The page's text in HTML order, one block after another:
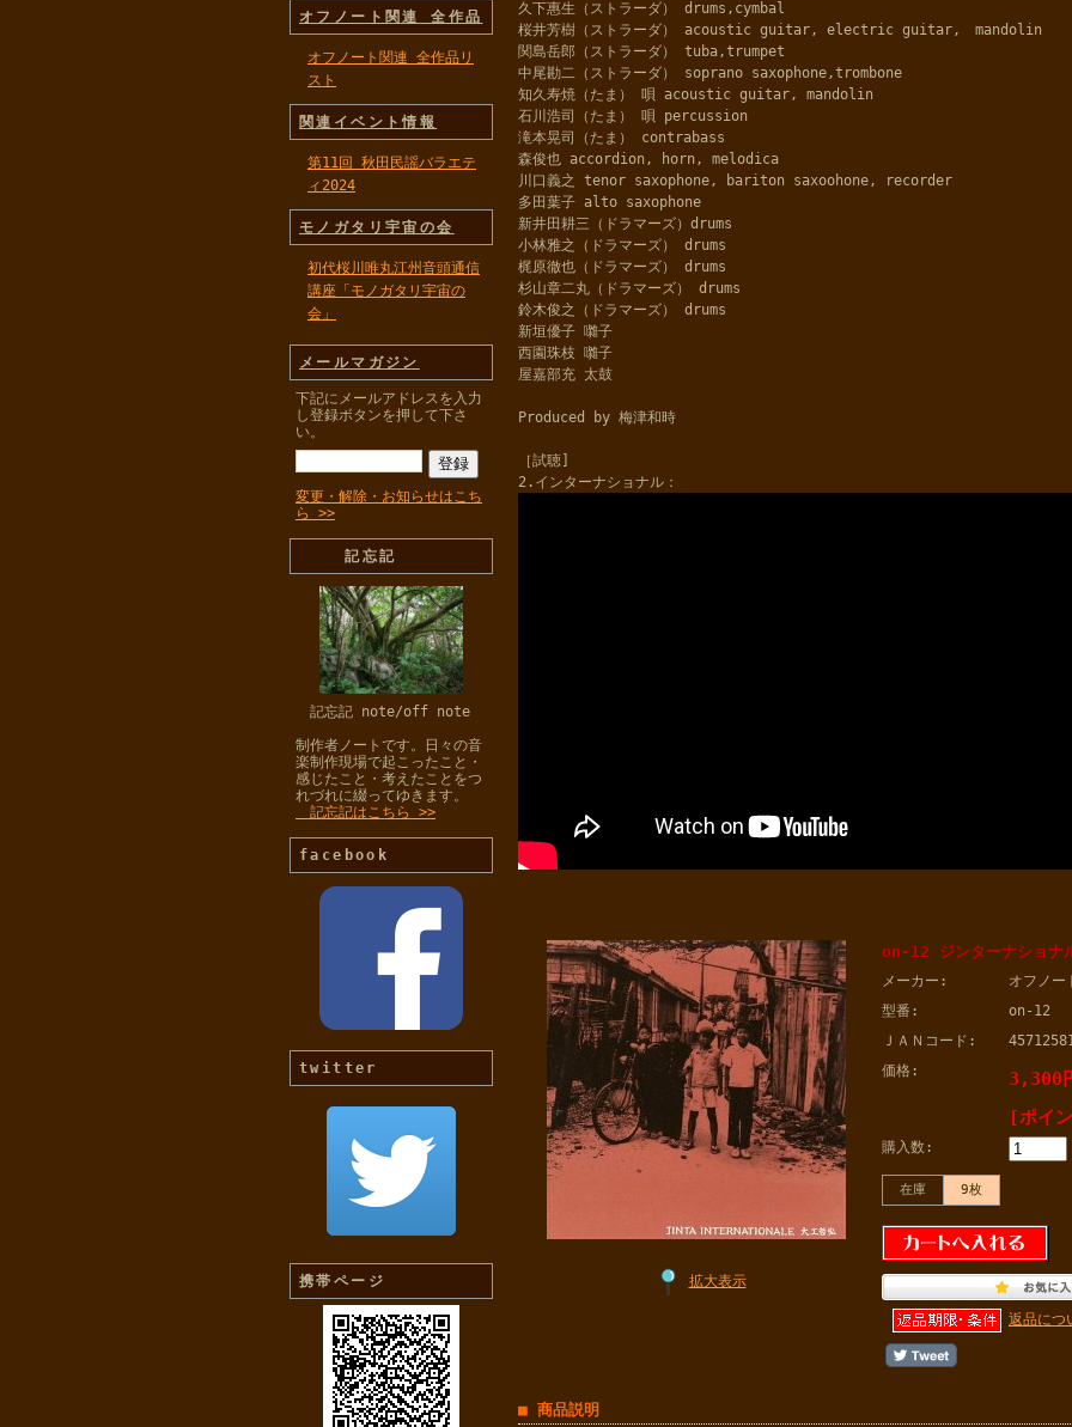
オフノート関連 全作品
オフノート関連 全作品リ
スト
関連イベント情報
第11回 秋田民謡バラエテ
ィ2024
モノガタリ宇宙の会
初代桜川唯丸江州音頭通信
講座「モノガタリ宇宙の
会」
メールマガジン
下記にメールアドレスを入力
し登録ボタンを押して下さ
い。
変更・解除・お知らせはこち
ら >>
記忘記
記忘記 note/off note
制作者ノートです。日々の音
楽制作現場で起こったこと・
感じたこと・考えたことをつ
れづれに綴ってゆきます。
記忘記はこちら >>
facebook
twitter
携帯ページ
久下惠生（ストラーダ） drums,cymbal
桜井芳樹（ストラーダ） acoustic guitar, electric guitar,‎ mandolin
関島岳郎（ストラーダ） tuba,trumpet
中尾勘二（ストラーダ） soprano saxophone,trombone
知久寿焼（たま） 唄 acoustic guitar, mandolin
石川浩司（たま） 唄 percussion
滝本晃司（たま） contrabass
森俊也 accordion, horn, melodica
川口義之 tenor saxophone, bariton saxoohone, recorder
多田葉子 alto saxophone
新井田耕三（ドラマーズ）drums
小林雅之（ドラマーズ） drums
梶原徹也（ドラマーズ） drums
杉山章二丸（ドラマーズ） drums
鈴木俊之（ドラマーズ） drums
新垣優子 囃子
西園珠枝 囃子
屋嘉部充 太鼓
Produced by 梅津和時
［試聴]
2.インターナショナル：
拡大表示
on-12 ジンターナショ
メーカー:
オフノー
型番:
on-12
ＪＡＮコード:
価格:
3,300
[ポイ
購入数:
在庫 9枚
返品につ
■ 商品説明